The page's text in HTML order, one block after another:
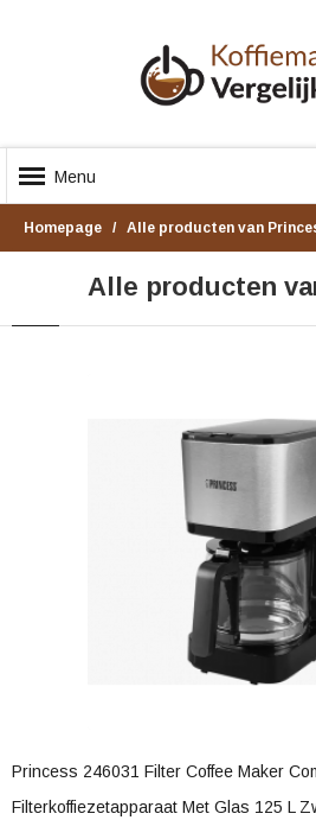
Menu
Homepage Alle producten van
Alle producten
Princess 246031 Filter Coffee Maker
Filterkoffiezetapparaat Met Glas 125 L